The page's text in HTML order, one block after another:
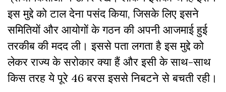
इस मुद्दे को टाल देना पसंद किया, जिसके लिए इसने
समितियों और आयोगों के गठन की अपनी आजमाई हुई
तरकीब की मदद ली। इससे पता लगता है इस मुद्दे को
लेकर राज्य के सरोकार क्या हैं और इसी के साथ-साथ
किस तरह ये पूरे 46 बरस इससे निबटने से बचती रही।